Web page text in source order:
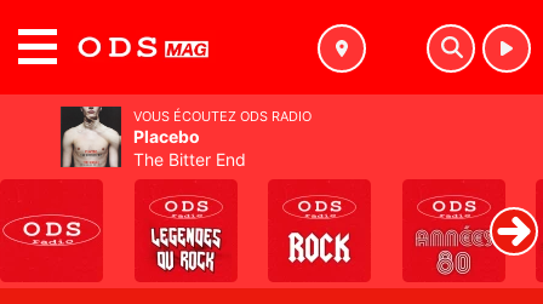
VOUS ÉCOUTEZ ODS RADIO
Placebo
The Bitter End